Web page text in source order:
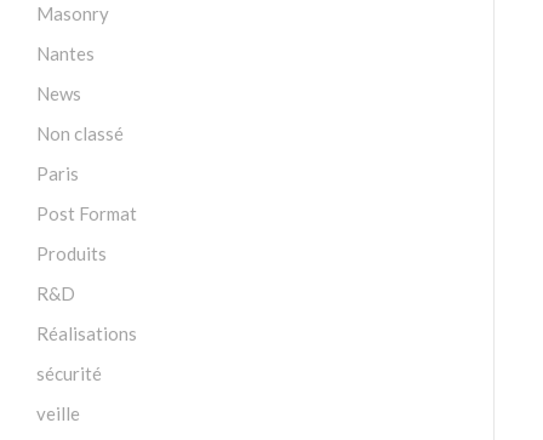
Masonry
Nantes
News
Non classé
Paris
Post Format
Produits
R&D
Réalisations
sécurité
veille